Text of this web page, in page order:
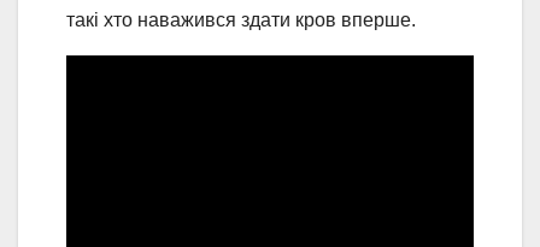
такі хто наважився здати кров вперше.